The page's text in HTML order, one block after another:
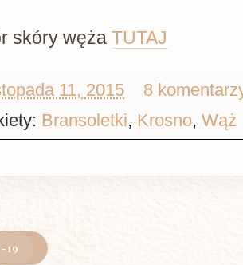
skóry węża TUTAJ
11, 2015
8
Bransoletki, Krosno, Wąż
19